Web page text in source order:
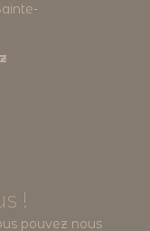
!
pouvez nous